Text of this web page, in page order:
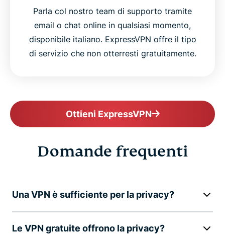
Parla col nostro team di supporto tramite
email o chat online in qualsiasi momento,
disponibile italiano. ExpressVPN offre il tipo
di servizio che non otterresti gratuitamente.
Ottieni ExpressVPN
Domande frequenti
Una VPN è sufficiente per la privacy?
Le VPN gratuite offrono la privacy?